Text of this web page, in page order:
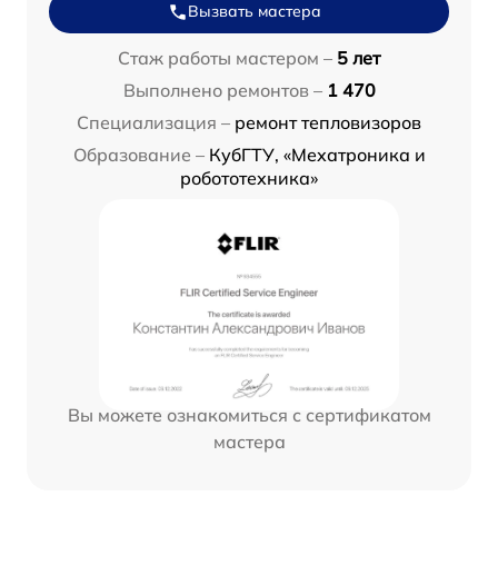
Вызвать мастера
Стаж работы мастером – 5 лет
Выполнено ремонтов – 1 470
Специализация – ремонт тепловизоров
Образование – КубГТУ, «Мехатроника и
робототехника»
Вы можете ознакомиться с сертификатом
мастера